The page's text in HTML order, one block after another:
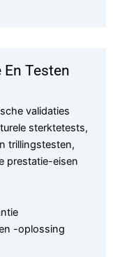
Testen
validaties
sterktetests,
trillingstesten,
prestatie-eisen
-oplossing